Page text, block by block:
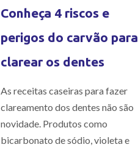
Conheça 4 riscos e
perigos do carvão para
clarear os dentes
As receitas caseiras para fazer
clareamento dos dentes não são
novidade. Produtos como
bicarbonato de sódio, violeta e